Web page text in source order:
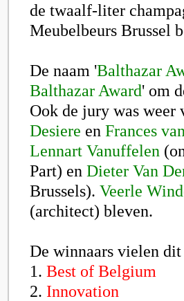
de twaalf-liter
Meubelbeurs Brussel
De naam 'Balthazar
Balthazar Award' om
Ook de jury was
Desiere en Frances
Lennart Vanuffelen
Part) en Dieter Van
Brussels). Veerle
(architect) bleven.
De winnaars vielen
1. Best of Belgium
2. Innovation